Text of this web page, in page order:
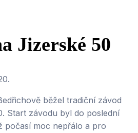
Jizerské 50
.
běžel tradiční závod
Start závodu byl do poslední
počasí moc nepřálo a pro